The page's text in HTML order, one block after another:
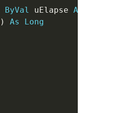
ByVal uElapse As
) As Long
Copy